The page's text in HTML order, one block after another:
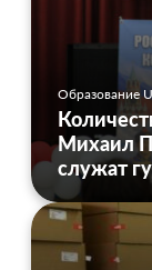
Образование
Михаил
служат